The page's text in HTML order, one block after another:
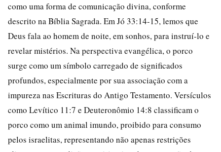
como uma forma de comunicação divina, conforme
descrito na Bíblia Sagrada. Em Jó 33:14-15, lemos que
Deus fala ao homem de noite, em sonhos, para instruí-lo e
revelar mistérios. Na perspectiva evangélica, o porco
surge como um símbolo carregado de significados
profundos, especialmente por sua associação com a
impureza nas Escrituras do Antigo Testamento. Versículos
como Levítico 11:7 e Deuteronômio 14:8 classificam o
porco como um animal imundo, proibido para consumo
pelos israelitas, representando não apenas restrições